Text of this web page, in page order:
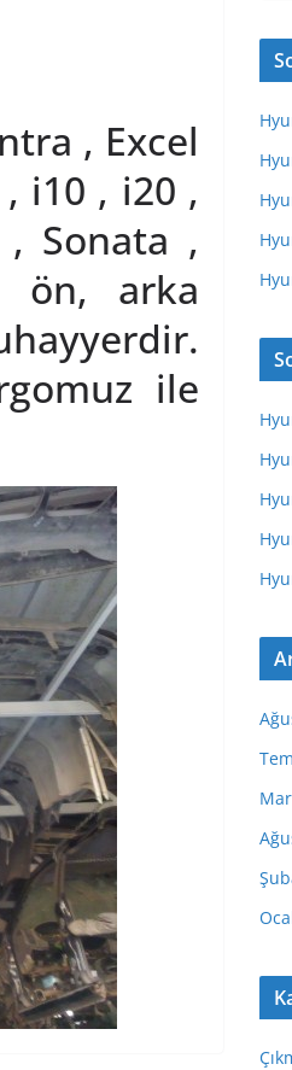
, Excel
i10 , i20 ,
Sonata ,
ön, arka
ile